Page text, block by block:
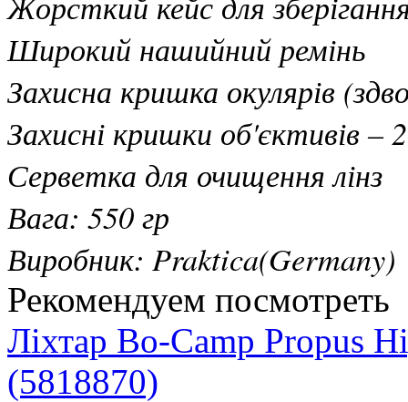
Широкий нашийний ремінь
Захисна кришка окулярів
Захисні кришки об'єктивів
Серветка для очищення лінз
Вага: 550 гр
Виробник: Praktica(Germany)
Рекомендуем посмотреть
Ліхтар Bo-Camp Propus
(5818870)